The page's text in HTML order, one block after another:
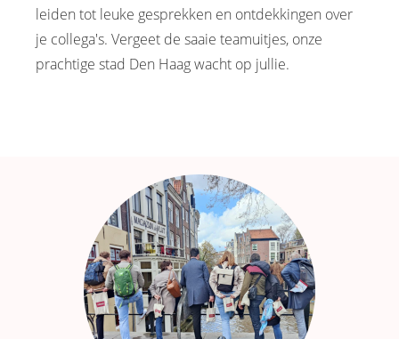
leiden tot leuke gesprekken en ontdekkingen over
je collega's. Vergeet de saaie teamuitjes, onze
prachtige stad Den Haag wacht op jullie.